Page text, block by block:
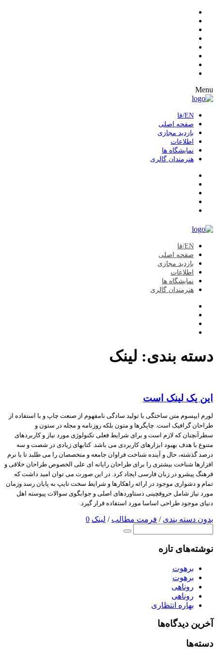
Menu
EN/فا
صفحه اصلی
بازدید مجازی
اطلاعات
نمایشگاه ها
هنرمندان گالری
EN/فا
صفحه اصلی
بازدید مجازی
اطلاعات
نمایشگاه ها
هنرمندان گالری
دسته بندی: لینک
این یک لینک است
لورم ایپسوم متن ساختگی با تولید سادگی نامفهوم از صنعت چاپ و با استفاده از
طراحان گرافیک است. چاپگرها و متون بلکه روزنامه و مجله در ستون و
سطرآنچنان که لازم است و برای شرایط فعلی تکنولوژی مورد نیاز و کاربردهای
متنوع با هدف بهبود ابزارهای کاربردی می باشد. کتابهای زیادی در شصت و سه
درصد گذشته، حال و آینده شناخت فراوان جامعه و متخصصان را می طلبد تا با نرم
افزارها شناخت بیشتری را برای طراحان رایانه ای علی الخصوص طراحان خلاقی و
فرهنگ پیشرو در زبان فارسی ایجاد کرد. در این صورت می توان امید داشت که
تمام و دشواری موجود در ارائه راهکارها و شرایط سخت تایپ به پایان رسد وزمان
مورد نیاز شامل حروفچینی دستاوردهای اصلی و جوابگوی سوالات پیوسته اهل
دنیای موجود طراحی اساسا مورد استفاده قرار گیرد.
بدون دسته بندی / فرمت مطالب / لینک 0
نوشته‌های تازه
برهوت
برهوت
روناهی
روناهی
بهاره انتظاری
آخرین دیدگاه‌ها
دسته‌ها